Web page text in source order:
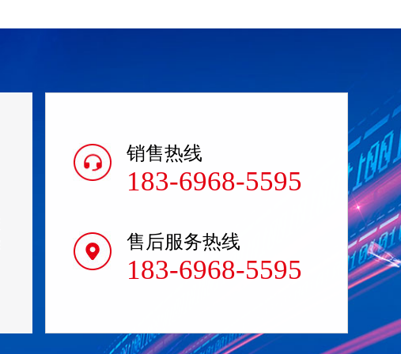
销售热线
183-6968-5595
售后服务热线
183-6968-5595